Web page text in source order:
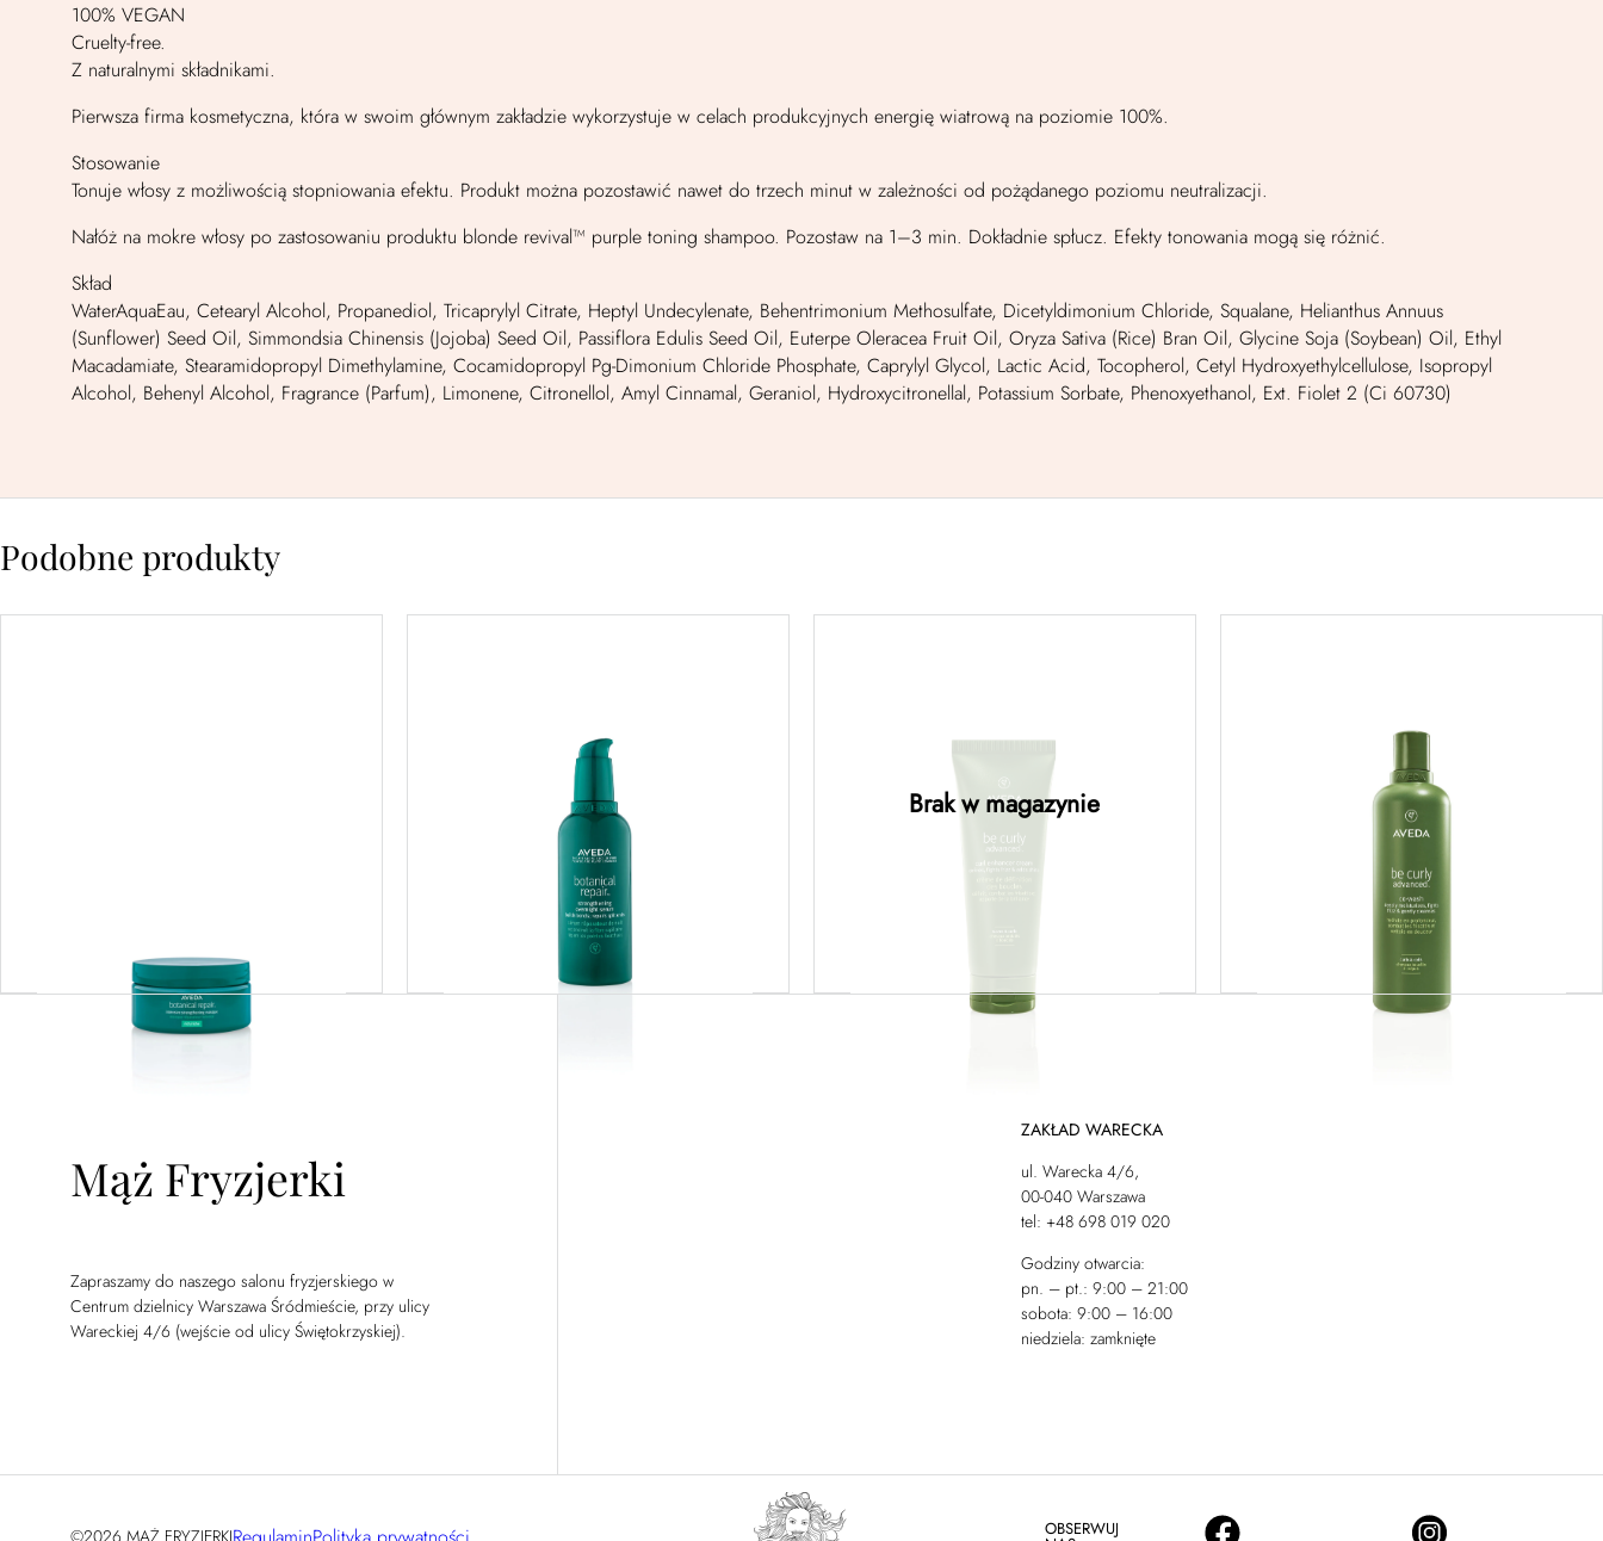
100% VEGAN
Cruelty-free.
Z naturalnymi składnikami.
Pierwsza firma kosmetyczna, która w swoim głównym zakładzie wykorzystuje w celach produkcyjnych energię wiatrową na poziomie 100%.
Stosowanie
Tonuje włosy z możliwością stopniowania efektu. Produkt można pozostawić nawet do trzech minut w zależności od pożądanego poziomu neutralizacji.
Nałóż na mokre włosy po zastosowaniu produktu blonde revival™ purple toning shampoo. Pozostaw na 1–3 min. Dokładnie spłucz. Efekty tonowania mogą się różnić.
Skład
WaterAquaEau, Cetearyl Alcohol, Propanediol, Tricaprylyl Citrate, Heptyl Undecylenate, Behentrimonium Methosulfate, Dicetyldimonium Chloride, Squalane, Helianthus Annuus
(Sunflower) Seed Oil, Simmondsia Chinensis (Jojoba) Seed Oil, Passiflora Edulis Seed Oil, Euterpe Oleracea Fruit Oil, Oryza Sativa (Rice) Bran Oil, Glycine Soja (Soybean) Oil, Ethyl
Macadamiate, Stearamidopropyl Dimethylamine, Cocamidopropyl Pg-Dimonium Chloride Phosphate, Caprylyl Glycol, Lactic Acid, Tocopherol, Cetyl Hydroxyethylcellulose, Isopropyl
Alcohol, Behenyl Alcohol, Fragrance (Parfum), Limonene, Citronellol, Amyl Cinnamal, Geraniol, Hydroxycitronellal, Potassium Sorbate, Phenoxyethanol, Ext. Fiolet 2 (Ci 60730)
Podobne produkty
serum – serum
regenerujące do włosów na
noc 100ML
175,00 zł
Dodaj do koszyka
stylizacji podkreślający
fale 200ML
Dowiedz się więcej
Brak w magazynie
szampon podkreślający
skręt loków 350ML
198,00 zł
Dodaj do koszyka
Mąż Fryzjerki
Zapraszamy do naszego salonu fryzjerskiego w
Centrum dzielnicy Warszawa Śródmieście, przy ulicy
Wareckiej 4/6 (wejście od ulicy Świętokrzyskiej).
ZAKŁAD WARECKA
ul. Warecka 4/6,
00-040 Warszawa
tel: +48 698 019 020
Godziny otwarcia:
pn. – pt.: 9:00 – 21:00
sobota: 9:00 – 16:00
niedziela: zamknięte
©2026 MĄŻ FRYZJERKI OBSERWUJ